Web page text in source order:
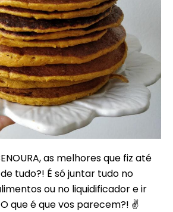
as melhores que fiz até
tudo?! É só juntar tudo no
ou no liquidificador e ir
que é que vos parecem?! ✌